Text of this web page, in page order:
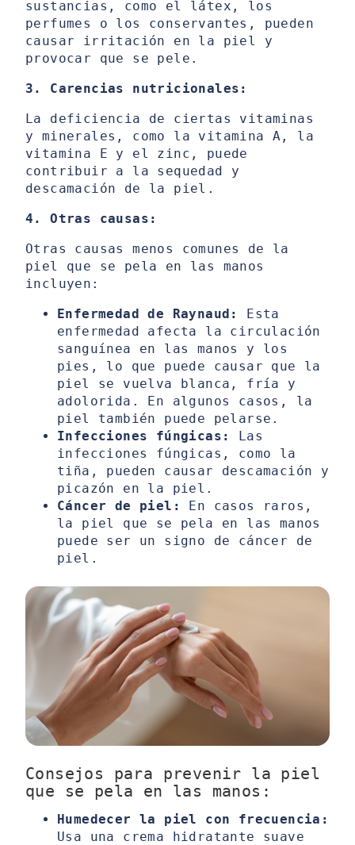
sustancias, como el látex, los
perfumes o los conservantes, pueden
causar irritación en la piel y
provocar que se pele.
3. Carencias nutricionales:
La deficiencia de ciertas vitaminas
y minerales, como la vitamina A, la
vitamina E y el zinc, puede
contribuir a la sequedad y
descamación de la piel.
4. Otras causas:
Otras causas menos comunes de la
piel que se pela en las manos
incluyen:
Enfermedad de Raynaud:
Esta
enfermedad afecta la circulación
sanguínea en las manos y los
pies, lo que puede causar que la
piel se vuelva blanca, fría y
adolorida. En algunos casos, la
piel también puede pelarse.
Infecciones fúngicas:
Las
infecciones fúngicas, como la
tiña, pueden causar descamación y
picazón en la piel.
Cáncer de piel:
En casos raros,
la piel que se pela en las manos
puede ser un signo de cáncer de
piel.
Consejos para prevenir la piel
que se pela en las manos:
Humedecer la piel con frecuencia:
Usa una crema hidratante suave